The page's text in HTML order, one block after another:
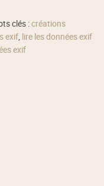
clés :créations
exif, lire les données exif
exif